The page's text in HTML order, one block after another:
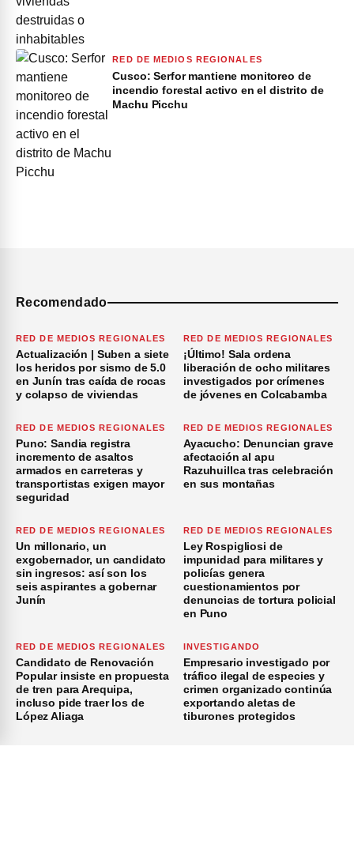
RED DE MEDIOS REGIONALES
Cusco: Serfor mantiene monitoreo de
incendio forestal activo en el distrito de
Machu Picchu
Recomendado
RED DE MEDIOS REGIONALES
Actualización | Suben a siete
los heridos por sismo de 5.0
en Junín tras caída de rocas
y colapso de viviendas
RED DE MEDIOS REGIONALES
¡Último! Sala ordena
liberación de ocho militares
investigados por crímenes
de jóvenes en Colcabamba
RED DE MEDIOS REGIONALES
Puno: Sandia registra
incremento de asaltos
armados en carreteras y
transportistas exigen mayor
seguridad
RED DE MEDIOS REGIONALES
Ayacucho: Denuncian grave
afectación al apu
Razuhuillca tras celebración
en sus montañas
RED DE MEDIOS REGIONALES
Un millonario, un
exgobernador, un candidato
sin ingresos: así son los
seis aspirantes a gobernar
Junín
RED DE MEDIOS REGIONALES
Ley Rospigliosi de
impunidad para militares y
policías genera
cuestionamientos por
denuncias de tortura policial
en Puno
RED DE MEDIOS REGIONALES
Candidato de Renovación
Popular insiste en propuesta
de tren para Arequipa,
incluso pide traer los de
López Aliaga
INVESTIGANDO
Empresario investigado por
tráfico ilegal de especies y
crimen organizado continúa
exportando aletas de
tiburones protegidos